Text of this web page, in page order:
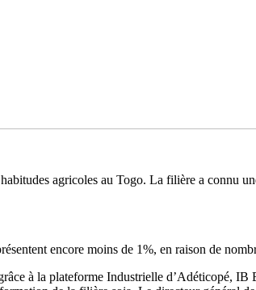
agricoles au Togo. La filière a connu
encore moins de 1%, en raison de
à la plateforme Industrielle d’Adéticopé, IB